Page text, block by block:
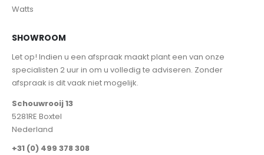
Watts
SHOWROOM
Let op! Indien u een afspraak maakt plant een van onze
specialisten 2 uur in om u volledig te adviseren. Zonder
afspraak is dit vaak niet mogelijk.
Schouwrooij 13
5281RE Boxtel
Nederland
+31 (0) 499 378 308